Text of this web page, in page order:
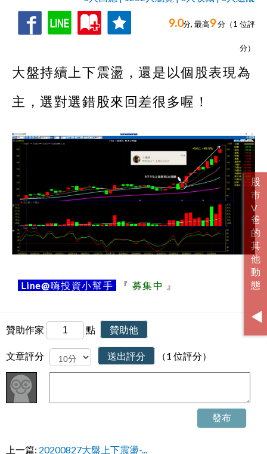
收 追 9.0分, 最高9分（1 位評
分）
大盤持續上下震盪，還是以個股表現為
主，選對選錯股來回差很多喔！
Line@嗨投資小幫手 『 募集中 』
贊助作家 點 贊助他
文章評分 送出評分 （1 位評分）
發布
上一篇: 20200827大盤上下震盪-...